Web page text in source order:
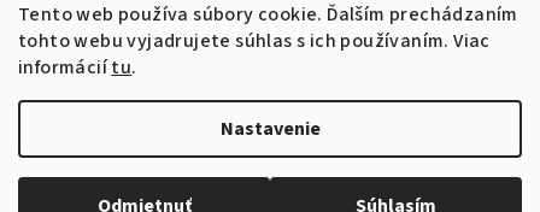
Tento web používa súbory cookie. Ďalším prechádzaním
tohto webu vyjadrujete súhlas s ich používaním. Viac
informáciítu.
Nastavenie
Odmietnuť Súhlasím
Obchodné podmienky
Podmienky ochrany osobných údajov
. Všetky práva vyhradené.